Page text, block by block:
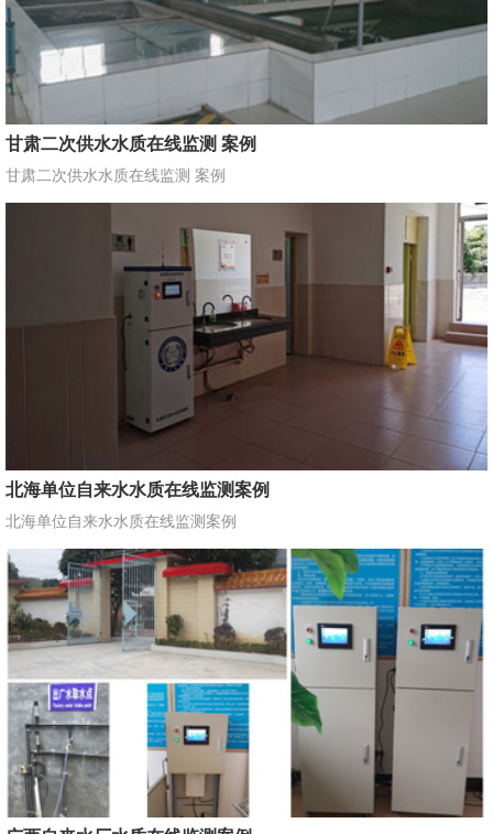
甘肃二次供水水质在线监测 案例
甘肃二次供水水质在线监测 案例
北海单位自来水水质在线监测案例
北海单位自来水水质在线监测案例